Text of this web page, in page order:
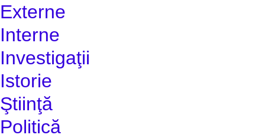
Externe
Interne
Investigaţii
Istorie
Ştiinţă
Politică